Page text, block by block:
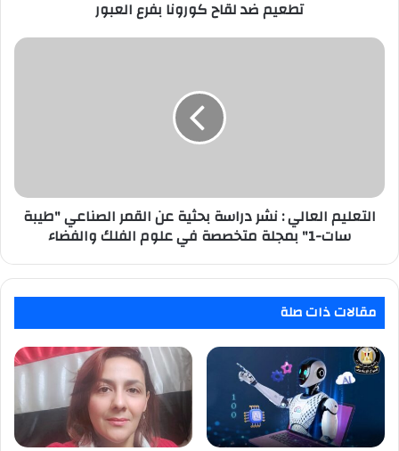
بفرع
تطعيم ضد لقاح كورونا بفرع العبور
التعليم
الصناعي
"طيبة
سات-1"
متخصصة
علوم
الفلك
والفضاء
التعليم العالي : نشر دراسة بحثية عن القمر الصناعي "طيبة
سات-1" بمجلة متخصصة في علوم الفلك والفضاء
مقالات ذات صلة